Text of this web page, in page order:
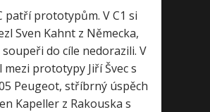
patří prototypům. V C1 si
Sven Kahnt z Německa,
do cíle nedorazili. V
mezi prototypy Jiří Švec s
Peugeot, stříbrný úspěch
Kapeller z Rakouska s